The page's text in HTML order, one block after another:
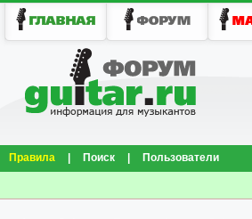
Правила Поиск Пользователи